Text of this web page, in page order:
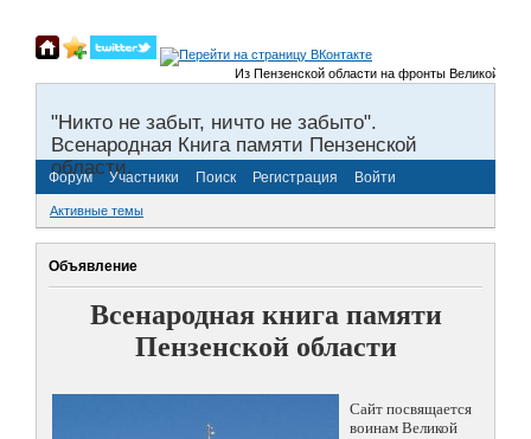
Из Пензенской области на фронты Великой
"Никто не забыт, ничто не забыто".
Всенародная Книга памяти Пензенской
области.
Форум Участники Поиск Регистрация Войти
Активные темы
Объявление
Всенародная книга памяти
Пензенской области
Сайт посвящается
воинам Великой